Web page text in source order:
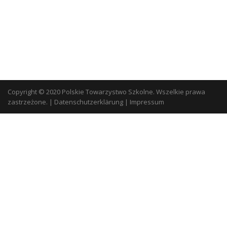
Copyright © 2020 Polskie Towarzystwo Szkolne. Wszelkie prawa
zastrzeżone. | Datenschutzerklärung | Impressum